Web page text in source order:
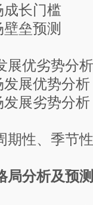
长门槛
预测
优劣势分析
优势分析
劣势分析
性、季节
局分析及预测